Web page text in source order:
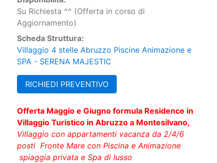
Su Richiesta ^^ (Offerta in corso di
Aggiornamento)
Scheda Struttura:
Villaggio 4 stelle Abruzzo Piscine Animazione e
SPA - SERENA MAJESTIC
RICHIEDI PREVENTIVO
Offerta Maggio e Giugno formula Residence in
Villaggio Turistico in Abruzzo a Montesilvano,
Villaggio con appartamenti vacanza da 2/4/6
posti Fronte Mare con Piscina e Animazione​
spiaggia privata e Spa di lusso